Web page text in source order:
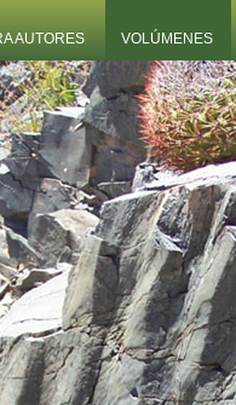
AUTORES VOLÚMENES